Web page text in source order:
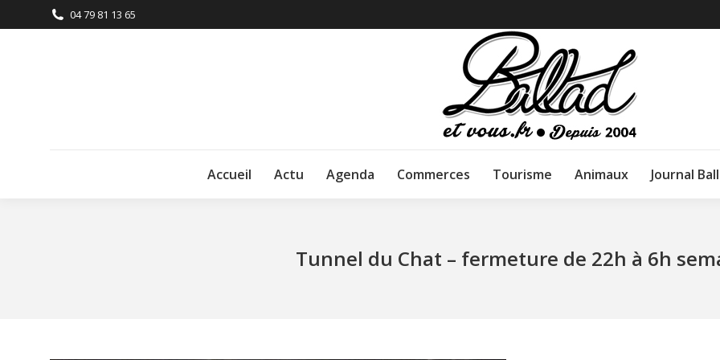
04 79 81 13 65
Accueil Actu Agenda Commerces Tourisme Animaux Journal
Tunnel du Chat – fermeture de 22h à 6h